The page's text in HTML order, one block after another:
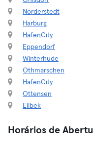
Norderstedt
Harburg
HafenCity
Eppendorf
Winterhude
Othmarschen
HafenCity
Ottensen
Eilbek
Horários de